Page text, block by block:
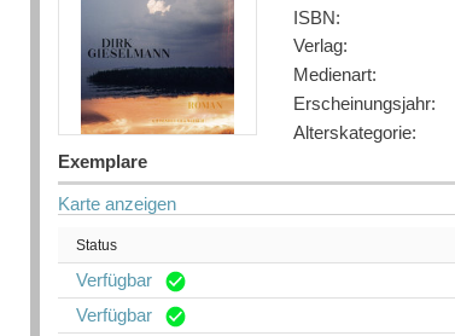
ISBN:
Verlag:
Medienart:
Erscheinungsjahr:
Alterskategorie:
Exemplare
Karte anzeigen
Status
Verfügbar
Verfügbar